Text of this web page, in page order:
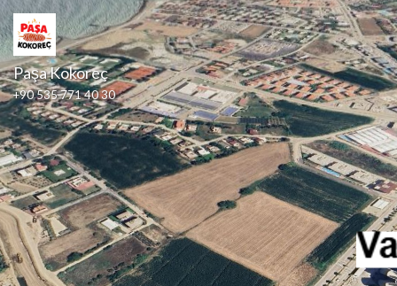
Paşa Kokoreç
+90 535 771 40 30